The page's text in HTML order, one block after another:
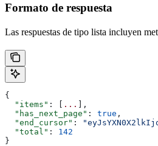
Formato de respuesta
Las respuestas de tipo lista incluyen
{
  "items"
: [ ...
],
  "has_next_page"
: true ,
  "end_cursor"
:
  "total"
: 142
}